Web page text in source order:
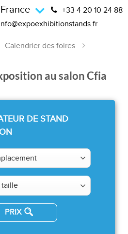
France
+33 4 20 10 24 88
Calendrier des foires
au salon Cfia
DE STAND
PRIX